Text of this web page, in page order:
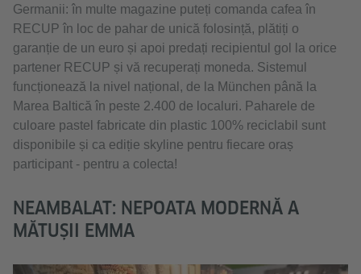
Germanii: în multe magazine puteți comanda cafea în
RECUP în loc de pahar de unică folosință, plătiți o
garanție de un euro și apoi predați recipientul gol la orice
partener RECUP și vă recuperați moneda. Sistemul
funcționează la nivel național, de la München până la
Marea Baltică în peste 2.400 de localuri. Paharele de
culoare pastel fabricate din plastic 100% reciclabil sunt
disponibile și ca ediție skyline pentru fiecare oraș
participant - pentru a colecta!
NEAMBALAT: NEPOATA MODERNĂ A
MĂTUȘII EMMA